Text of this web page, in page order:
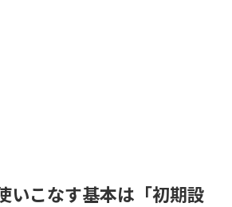
いこなす基本は「初期設